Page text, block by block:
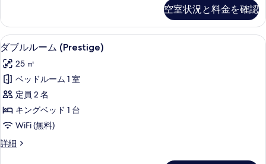
て
の
写
真
を
表
示
す
る
細
ー
ム
(With
Rollaway
Bed)
の
す
べ
て
の
ム
ツ
イ
ン
ル
ー
(With
Rollaway
Bed)
の
詳
空室状況と料金を確認
ダ
ブ
ル
ル
ー
ム
(Prestige)
の
1 室のベッドルーム、高級寝具、羽
6
ダブルルーム (Prestige)
25 ㎡
ベッドルーム 1 室
定員 2 名
キングベッド 1 台
WiFi (無料)
詳細
ダ